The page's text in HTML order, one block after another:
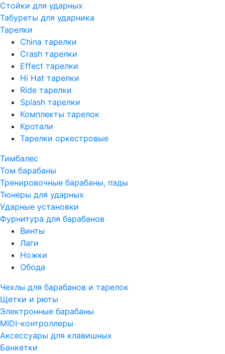
Стойки для ударных
Табуреты для ударника
Тарелки
China тарелки
Crash тарелки
Effect тарелки
Hi Hat тарелки
Ride тарелки
Splash тарелки
Комплекты тарелок
Кротали
Тарелки оркестровые
Тимбалес
Том барабаны
Тренировочные барабаны, пэды
Тюнеры для ударных
Ударные установки
Фурнитура для барабанов
Винты
Лаги
Ножки
Обода
Чехлы для барабанов и тарелок
Щетки и рюты
Электронные барабаны
MIDI-контроллеры
Аксессуары для клавишных
Банкетки